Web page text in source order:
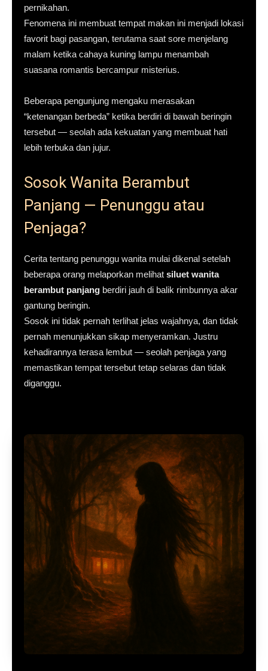
pernikahan.
Fenomena ini membuat tempat makan ini menjadi lokasi
favorit bagi pasangan, terutama saat sore menjelang
malam ketika cahaya kuning lampu menambah
suasana romantis bercampur misterius.
Beberapa pengunjung mengaku merasakan
“ketenangan berbeda” ketika berdiri di bawah beringin
tersebut — seolah ada kekuatan yang membuat hati
lebih terbuka dan jujur.
Sosok Wanita Berambut
Panjang — Penunggu atau
Penjaga?
Cerita tentang penunggu wanita mulai dikenal setelah
beberapa orang melaporkan melihat siluet wanita
berambut panjang berdiri jauh di balik rimbunnya akar
gantung beringin.
Sosok ini tidak pernah terlihat jelas wajahnya, dan tidak
pernah menunjukkan sikap menyeramkan. Justru
kehadirannya terasa lembut — seolah penjaga yang
memastikan tempat tersebut tetap selaras dan tidak
diganggu.